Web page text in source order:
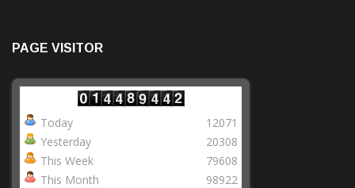
PAGE VISITOR
Today
Yesterday
This Week
This Month
12071
20308
79608
98922